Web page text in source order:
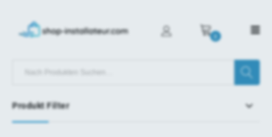
Produkt Filter